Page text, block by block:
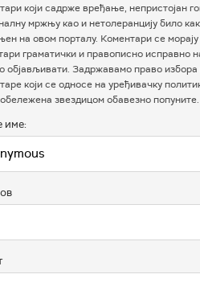
који садрже вређање, непристојан
мржњу као и нетолеранцију било
на овом порталу. Коментари се
граматички и правописно исправно
објављивати. Задржавамо право
који се односе на уређивачку
звездицом обавезно попуните.
име: